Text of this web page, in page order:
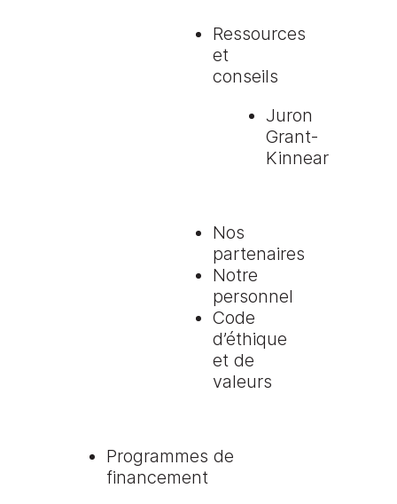
Ressources
et
conseils
Juron
Grant-
Kinnear
Nos
partenaires
Notre
personnel
Code
d’éthique
et de
valeurs
Programmes de
financement